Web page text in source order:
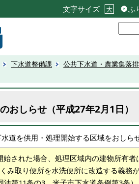
文字サイズ 大 ふ
下水道整備課 公共下水道・農業集落
おしらせ（平成27年2月1日）
道を供用・処理開始する区域をおしら
された場合、処理区域内の建物所有
み取り便所を水洗便所に改造する義務が